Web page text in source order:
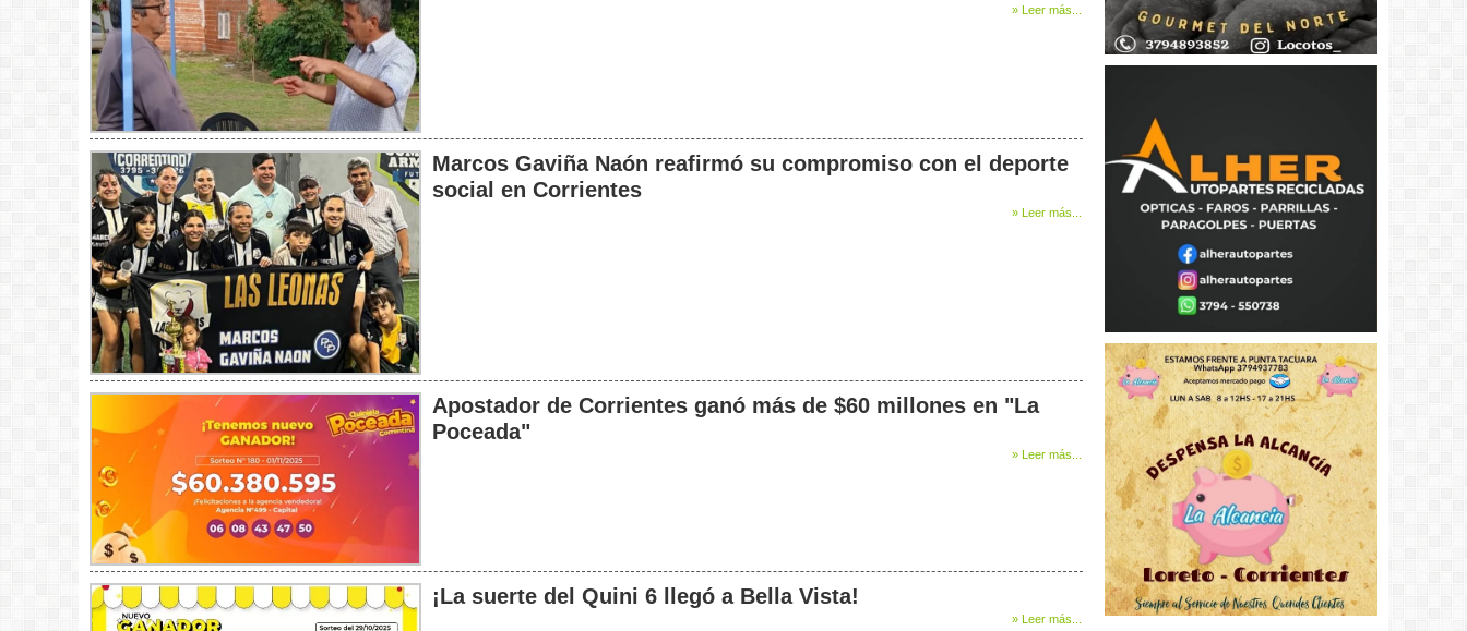
» Leer más...
Marcos Gaviña Naón reafirmó su compromiso con el deporte
social en Corrientes
» Leer más...
Apostador de Corrientes ganó más de $60 millones en "La
Poceada"
» Leer más...
¡La suerte del Quini 6 llegó a Bella Vista!
» Leer más...